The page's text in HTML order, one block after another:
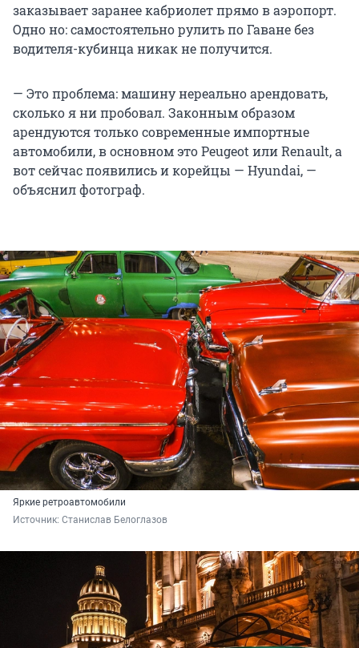
заказывает заранее кабриолет прямо в аэропорт.
Одно но: самостоятельно рулить по Гаване без
водителя-кубинца никак не получится.
— Это проблема: машину нереально арендовать,
сколько я ни пробовал. Законным образом
арендуются только современные импортные
автомобили, в основном это Peugeot или Renault, а
вот сейчас появились и корейцы — Hyundai, —
объяснил фотограф.
Яркие ретроавтомобили
Источник: Станислав Белоглазов